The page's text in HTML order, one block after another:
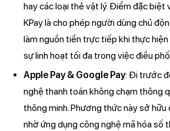
hay các loại thẻ vật lý. Điểm đặc biệt
KPay là cho phép người dùng chủ
làm nguồn tiền trực tiếp khi thực hiện
sự linh hoạt tối đa trong việc điều
Apple Pay & Google Pay: Đi trước
nghệ thanh toán không chạm thông
thông minh. Phương thức này sở
nhờ ứng dụng công nghệ mã hóa số